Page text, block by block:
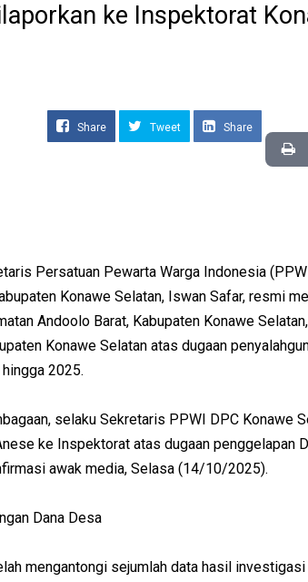
ke Inspektorat
Share Tweet Share
Persatuan Pewarta Warga Indonesia
Konawe Selatan, Iswan Safar, resmi
Andoolo Barat, Kabupaten Konawe
Konawe Selatan atas dugaan
2025.
selaku Sekretaris PPWI DPC Konawe
ke Inspektorat atas dugaan penggelapan
awak media, Selasa (14/10/2025).
Dana Desa
mengantongi sejumlah data hasil